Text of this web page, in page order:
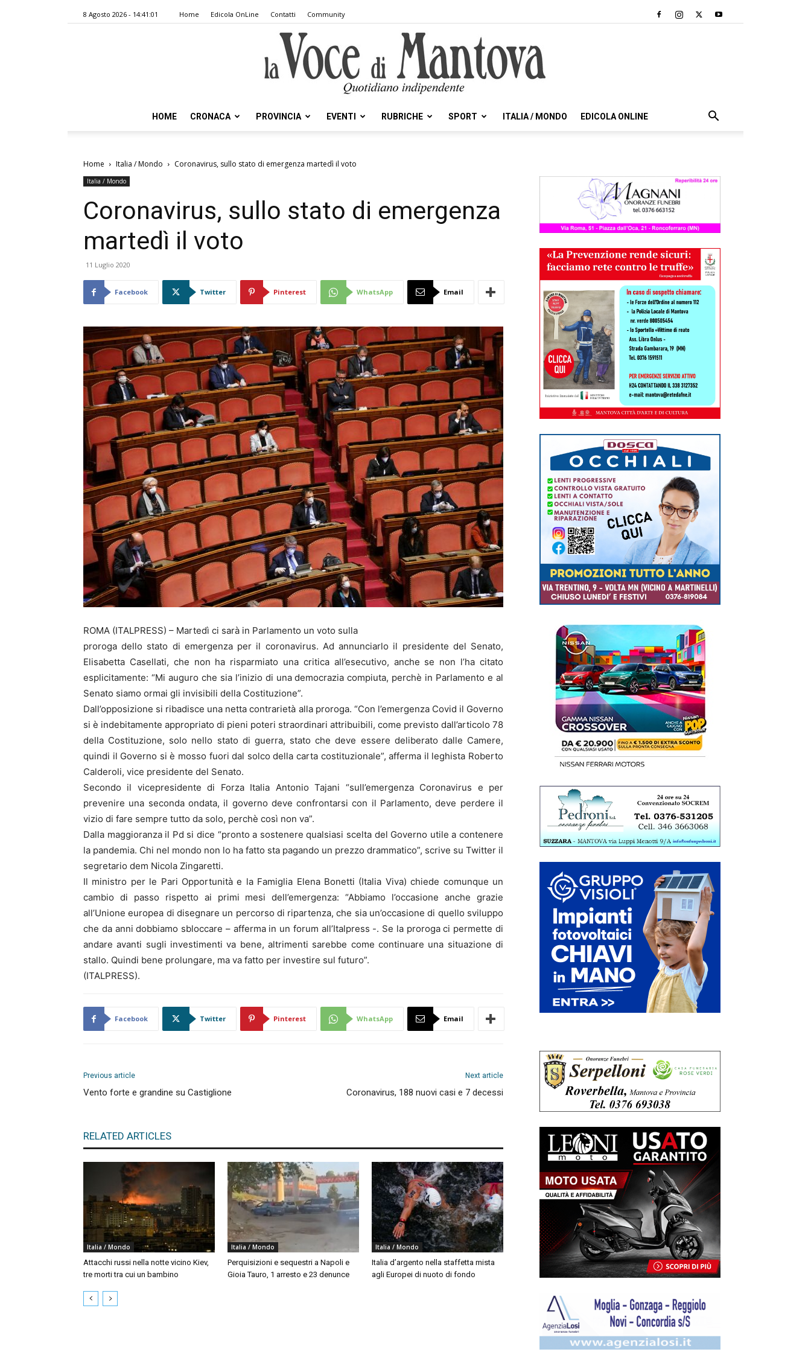
8 Agosto 2026 - 14:41:01 Home Edicola OnLine Contatti Community
Voce
Mantova
HOME CRONACA PROVINCIA EVENTI RUBRICHE SPORT ITALIA / MONDO EDICOLA ONLINE
Home Italia / Mondo Coronavirus, sullo stato di emergenza martedì il voto
Italia / Mondo
Coronavirus, sullo stato di emergenza
martedì il voto
11 Luglio 2020
Facebook Twitter Pinterest WhatsApp Email
ROMA (ITALPRESS) – Martedì ci sarà in Parlamento un voto sulla
proroga dello stato di emergenza per il coronavirus. Ad annunciarlo il presidente del Senato,
Elisabetta Casellati, che non ha risparmiato una critica all’esecutivo, anche se non l’ha citato
esplicitamente: “Mi auguro che sia l’inizio di una democrazia compiuta, perchè in Parlamento e al
Senato siamo ormai gli invisibili della Costituzione”.
Dall’opposizione si ribadisce una netta contrarietà alla proroga. “Con l’emergenza Covid il Governo
si è indebitamente appropriato di pieni poteri straordinari attribuibili, come previsto dall’articolo 78
della Costituzione, solo nello stato di guerra, stato che deve essere deliberato dalle Camere,
quindi il Governo si è mosso fuori dal solco della carta costituzionale”, afferma il leghista Roberto
Calderoli, vice presidente del Senato.
Secondo il vicepresidente di Forza Italia Antonio Tajani “sull’emergenza Coronavirus e per
prevenire una seconda ondata, il governo deve confrontarsi con il Parlamento, deve perdere il
vizio di fare sempre tutto da solo, perchè così non va”.
Dalla maggioranza il Pd si dice “pronto a sostenere qualsiasi scelta del Governo utile a contenere
la pandemia. Chi nel mondo non lo ha fatto sta pagando un prezzo drammatico”, scrive su Twitter il
segretario dem Nicola Zingaretti.
Il ministro per le Pari Opportunità e la Famiglia Elena Bonetti (Italia Viva) chiede comunque un
cambio di passo rispetto ai primi mesi dell’emergenza: “Abbiamo l’occasione anche grazie
all’Unione europea di disegnare un percorso di ripartenza, che sia un’occasione di quello sviluppo
che da anni dobbiamo sbloccare – afferma in un forum all’Italpress -. Se la proroga ci permette di
andare avanti sugli investimenti va bene, altrimenti sarebbe come continuare una situazione di
stallo. Quindi bene prolungare, ma va fatto per investire sul futuro”.
(ITALPRESS).
Facebook Twitter Pinterest WhatsApp Email
Previous article
Vento forte e grandine su Castiglione
Next article
Coronavirus, 188 nuovi casi e 7 decessi
RELATED ARTICLES
Italia / Mondo
Attacchi russi nella notte vicino Kiev,
tre morti tra cui un bambino
Italia / Mondo
Perquisizioni e sequestri a Napoli e
Gioia Tauro, 1 arresto e 23 denunce
Italia / Mondo
Italia d’argento nella staffetta mista
agli Europei di nuoto di fondo